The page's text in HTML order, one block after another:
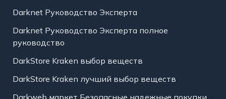
Darknet Руководство Эксперта
Darknet Руководство Эксперта полное
руководство
DarkStore Kraken выбор веществ
DarkStore Kraken лучший выбор веществ